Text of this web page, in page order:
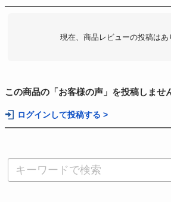
現在、商品レビューの投稿はあ
この商品の「お客様の声」を投稿しませ
ログインして投稿する >